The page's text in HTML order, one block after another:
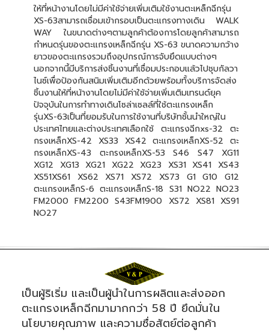
ให้ที่หน้างานโดยไม่มีค่าใช้จ่ายเพิ่มเติมใช้งานตะเหล็กฉีกรุ่น
XS-63สามารถเชื่อมเข้ากรอบเป็นตะแกรงทางเดิน WALK
WAY ในขนาดต่างๆตามลูกค้าต้องการโดยลูกค้าสามารถ
กำหนดรุ่นของตะแกรงเหล็กฉีกรุ่น XS-63 ขนาดความกว้าง
ยาวของตะแกรงรวมถึงอุปกรณ์การจับยึดแบบต่างๆ
นอกจากนี้มีบริการส่งชิ้นงานที่เชื่อมประกอบแล้วไปชุบกัลวา
ไนซ์เพื่อป้องกันสนิมเพิ่มเติมอีกด้วยพร้อมทั้งบริการจัดส่ง
ชิ้นงานให้ที่หน้างานโดยไม่มีค่าใช้จ่ายเพิ่มเติมเทรนด์ยุค
ปัจจุบันในการทำทางเดินโซล่าเซลล์ที่ใช้ตะแกรงเหล็ก
รุ่นXS-63เป็นที่ยอมรับในการใช้งานที่บริษัทชั้นนำใหญ่ใน
ประเทศไทยและต่างประเทศเลือกใช้ ตะแกรงฉีกxs-32 ตะ
กรงเหล็กXS-42 XS33 XS42 ตะแกรงเหล็กXS-52 ตะ
กรงเหล็กXS-43 ตะกรงเหล็กXS-53 S46 S47 XG11
XG12 XG13 XG21 XG22 XG23 XS31 XS41 XS43
XS51XS61 XS62 XS71 XS72 XS73 G1 G10 G12
ตะแกรงเหล็กS-6 ตะแกรงเหล็กS-18 S31 NO22 NO23
FM2000 FM2200 S43FM1900 XS72 XS81 XS91
NO27
เป็นผู้ริเริ่ม และเป็นผู้นำในการผลิตและส่งออก
ตะแกรงเหล็กฉีกมามากกว่า 58 ปี ยึดมั่นใน
นโยบายคุณภาพ และความซื่อสัตย์ต่อลูกค้า